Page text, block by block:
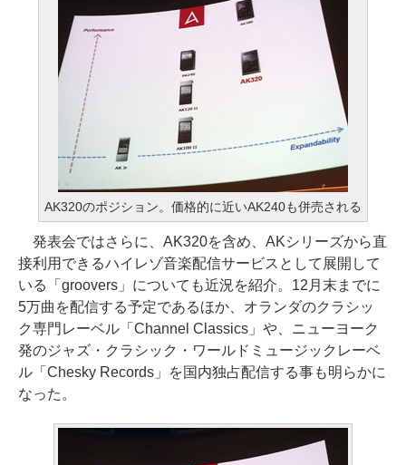
AK320のポジション。価格的に近いAK240も併売される
発表会ではさらに、AK320を含め、AKシリーズから直
接利用できるハイレゾ音楽配信サービスとして展開して
いる「groovers」についても近況を紹介。12月末までに
5万曲を配信する予定であるほか、オランダのクラシッ
ク専門レーベル「Channel Classics」や、ニューヨーク
発のジャズ・クラシック・ワールドミュージックレーベ
ル「Chesky Records」を国内独占配信する事も明らかに
なった。